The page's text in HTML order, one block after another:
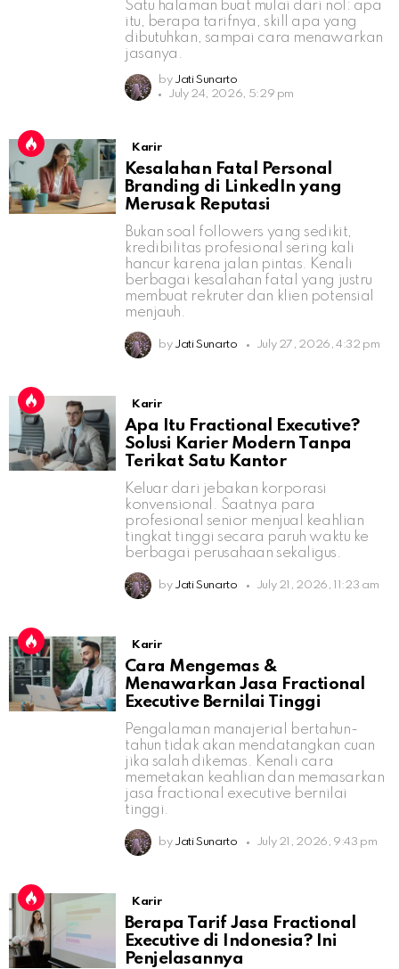
Satu halaman buat mulai dari nol: apa
itu, berapa tarifnya, skill apa yang
dibutuhkan, sampai cara menawarkan
jasanya.
by Jati Sunarto
July 24, 2026, 5:29 pm
Karir
Kesalahan Fatal Personal
Branding di LinkedIn yang
Merusak Reputasi
Bukan soal followers yang sedikit,
kredibilitas profesional sering kali
hancur karena jalan pintas. Kenali
berbagai kesalahan fatal yang justru
membuat rekruter dan klien potensial
menjauh.
by Jati Sunarto July 27, 2026, 4:32 pm
Karir
Apa Itu Fractional Executive?
Solusi Karier Modern Tanpa
Terikat Satu Kantor
Keluar dari jebakan korporasi
konvensional. Saatnya para
profesional senior menjual keahlian
tingkat tinggi secara paruh waktu ke
berbagai perusahaan sekaligus.
by Jati Sunarto July 21, 2026, 11:23 am
Karir
Cara Mengemas &
Menawarkan Jasa Fractional
Executive Bernilai Tinggi
Pengalaman manajerial bertahun-
tahun tidak akan mendatangkan cuan
jika salah dikemas. Kenali cara
memetakan keahlian dan memasarkan
jasa fractional executive bernilai
tinggi.
by Jati Sunarto July 21, 2026, 9:43 pm
Karir
Berapa Tarif Jasa Fractional
Executive di Indonesia? Ini
Penjelasannya